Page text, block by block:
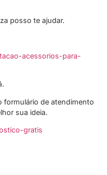
posso te ajudar.
acessorios-para-
formulário de atendimento
sua ideia.
gratis